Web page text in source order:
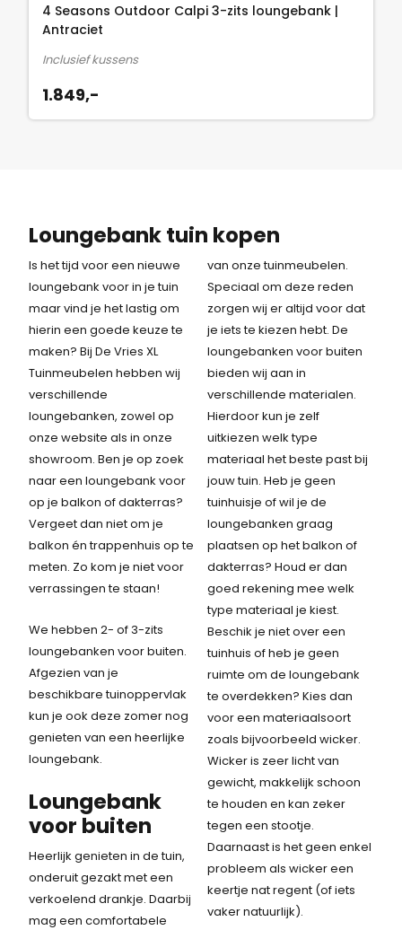
4 Seasons Outdoor Calpi 3-zits loungebank |
Antraciet
Inclusief kussens
1.849,-
Loungebank tuin kopen
Is het tijd voor een nieuwe
loungebank voor in je tuin
maar vind je het lastig om
hierin een goede keuze te
maken? Bij De Vries XL
Tuinmeubelen hebben wij
verschillende
loungebanken, zowel op
onze website als in onze
showroom. Ben je op zoek
naar een loungebank voor
op je balkon of dakterras?
Vergeet dan niet om je
balkon én trappenhuis op te
meten. Zo kom je niet voor
verrassingen te staan!
We hebben 2- of 3-zits
loungebanken voor buiten.
Afgezien van je
beschikbare tuinoppervlak
kun je ook deze zomer nog
genieten van een heerlijke
loungebank.
Loungebank
voor buiten
Heerlijk genieten in de tuin,
onderuit gezakt met een
verkoelend drankje. Daarbij
mag een comfortabele
van onze tuinmeubelen.
Speciaal om deze reden
zorgen wij er altijd voor dat
je iets te kiezen hebt. De
loungebanken voor buiten
bieden wij aan in
verschillende materialen.
Hierdoor kun je zelf
uitkiezen welk type
materiaal het beste past bij
jouw tuin. Heb je geen
tuinhuisje of wil je de
loungebanken graag
plaatsen op het balkon of
dakterras? Houd er dan
goed rekening mee welk
type materiaal je kiest.
Beschik je niet over een
tuinhuis of heb je geen
ruimte om de loungebank
te overdekken? Kies dan
voor een materiaalsoort
zoals bijvoorbeeld wicker.
Wicker is zeer licht van
gewicht, makkelijk schoon
te houden en kan zeker
tegen een stootje.
Daarnaast is het geen enkel
probleem als wicker een
keertje nat regent (of iets
vaker natuurlijk).